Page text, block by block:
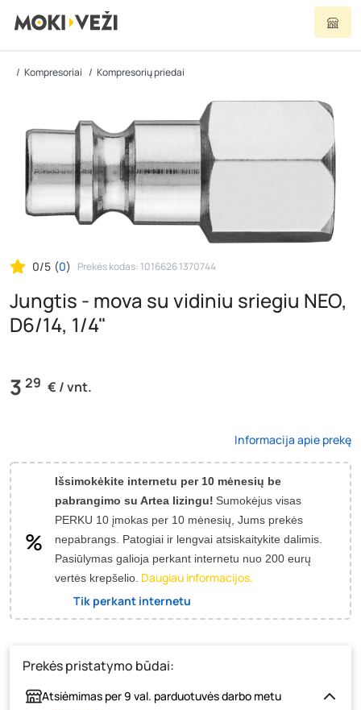
Kompresoriai Kompresorių priedai
0/5 (0) Prekės kodas: 1016626 1370744
Jungtis - mova su vidiniu sriegiu NEO,
D6/14, 1/4"
3 29 € / vnt.
Informacija apie prekę
Išsimokėkite internetu per 10 mėnesių be
pabrangimo su Artea lizingu! Sumokėjus visas
PERKU 10 įmokas per 10 mėnesių, Jums prekės
nepabrangs. Patogiai ir lengvai atsiskaitykite dalimis.
Pasiūlymas galioja perkant internetu nuo 200 eurų
vertės krepšelio. Daugiau informacijos.
Tik perkant internetu
Prekės pristatymo būdai:
Atsiėmimas per 9 val. parduotuvės darbo metu